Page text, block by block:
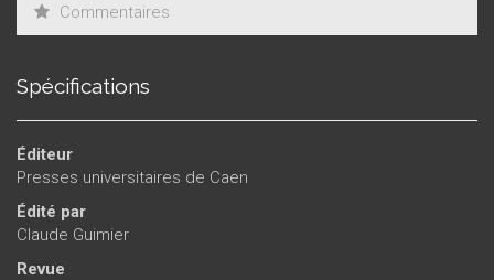
Commentaires
Spécifications
Éditeur
Presses universitaires de Caen
Édité par
Claude Guimier
Revue